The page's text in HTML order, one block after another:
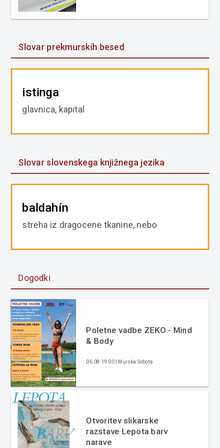
Slovar prekmurskih besed
istinga
glavnica, kapital
Slovar slovenskega knjižnega jezika
baldahín
streha iz dragocene tkanine, nebo
Dogodki
Poletne vadbe ZEKO - Mind
& Body
06.08 19:00 | Murska Sobota
Otvoritev slikarske
razstave Lepota barv
narave